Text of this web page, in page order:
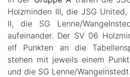
Holzminden III, die JSG
II, die SG Lenne/
aufeinander. Der SV 06
elf Punkten an die
stehen mit jeweils einem
und die SG Lenne/Wangelnstedt.